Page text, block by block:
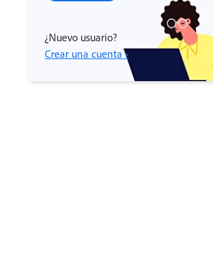
¿Nuevo usuario?
Crear una cuenta ›